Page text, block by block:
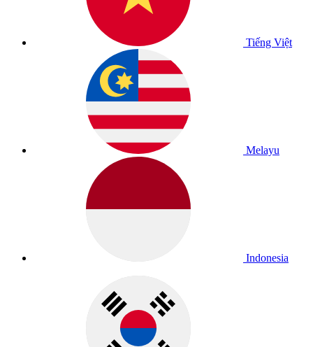
Tiếng Việt
Melayu
Indonesia